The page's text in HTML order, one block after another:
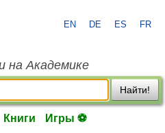
EN DE ES FR
на Академике
Найти!
Книги Игры ⚽